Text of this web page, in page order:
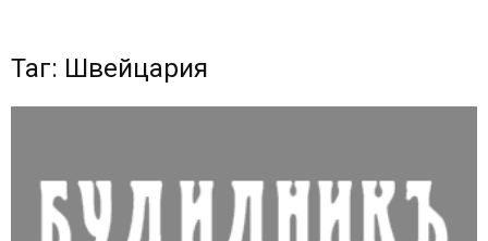
Таг: Швейцария